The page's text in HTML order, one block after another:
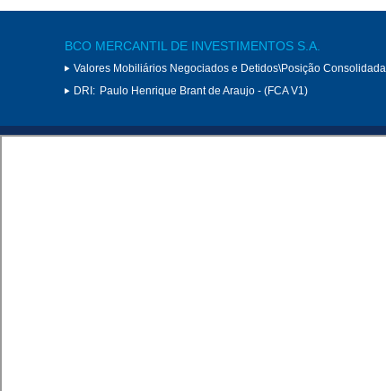
BCO MERCANTIL DE INVESTIMENTOS S.A.
Valores Mobiliários Negociados e Detidos\Posição Consolidada
DRI: Paulo Henrique Brant de Araujo - (FCA V1)